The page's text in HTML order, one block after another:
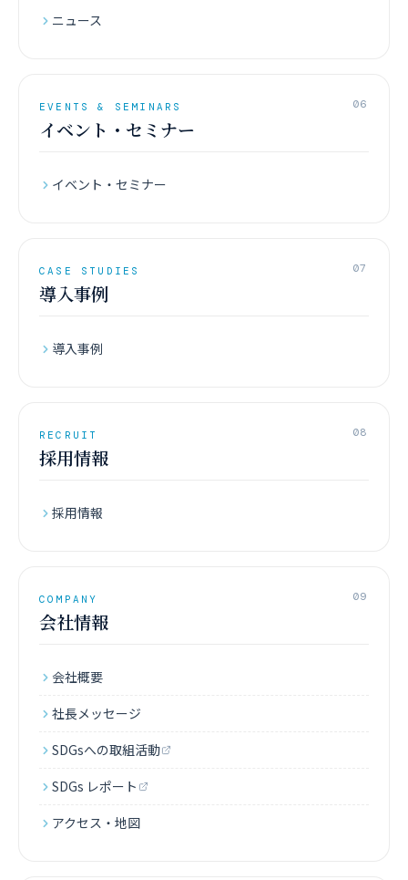
ニュース
06
EVENTS & SEMINARS
イベント・セミナー
イベント・セミナー
07
CASE STUDIES
導入事例
導入事例
08
RECRUIT
採用情報
採用情報
09
COMPANY
会社情報
会社概要
社長メッセージ
SDGsへの取組活動
SDGs レポート
アクセス・地図